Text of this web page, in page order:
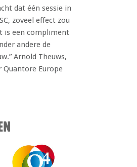
dat één sessie in
zoveel effect zou
is een compliment
andere de
Arnold Theuws,
Quantore Europe